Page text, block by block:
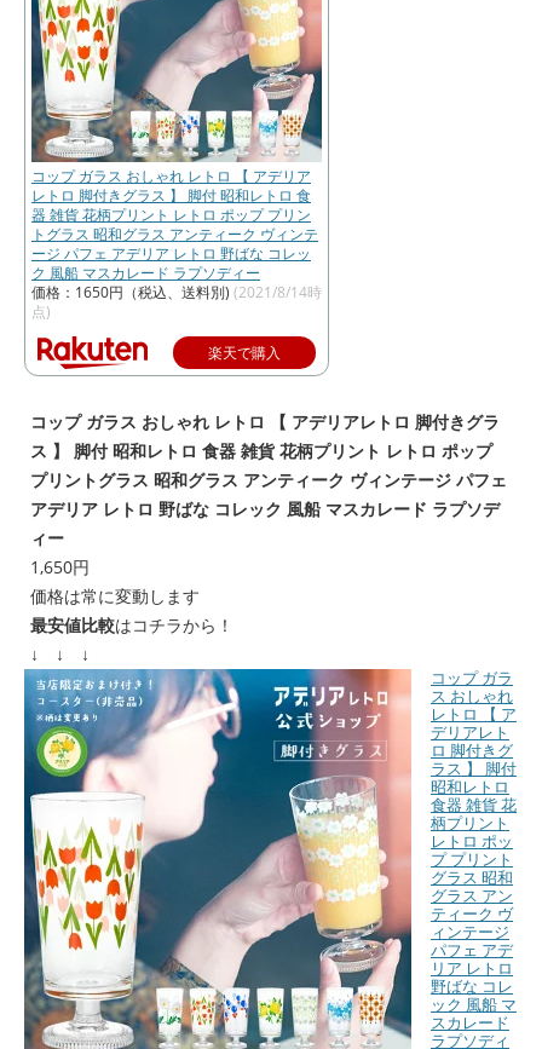
コップ ガラス おしゃれ レトロ 【 アデリア
レトロ 脚付きグラス 】 脚付 昭和レトロ 食
器 雑貨 花柄プリント レトロ ポップ プリン
トグラス 昭和グラス アンティーク ヴィンテ
ージ パフェ アデリア レトロ 野ばな コレッ
ク 風船 マスカレード ラプソディー
価格：1650円（税込、送料別) (2021/8/14時
点)
楽天で購入
コップ ガラス おしゃれ レトロ 【 アデリアレトロ 脚付きグラ
ス 】 脚付 昭和レトロ 食器 雑貨 花柄プリント レトロ ポップ
プリントグラス 昭和グラス アンティーク ヴィンテージ パフェ
アデリア レトロ 野ばな コレック 風船 マスカレード ラプソデ
ィー
1,650円
価格は常に変動します
最安値比較はコチラから！
↓ ↓ ↓
コップ ガラ
ス おしゃれ
レトロ 【 ア
デリアレト
ロ 脚付きグ
ラス 】 脚付
昭和レトロ
食器 雑貨 花
柄プリント
レトロ ポッ
プ プリント
グラス 昭和
グラス アン
ティーク ヴ
ィンテージ
パフェ アデ
リア レトロ
野ばな コレ
ック 風船 マ
スカレード
ラプソディ